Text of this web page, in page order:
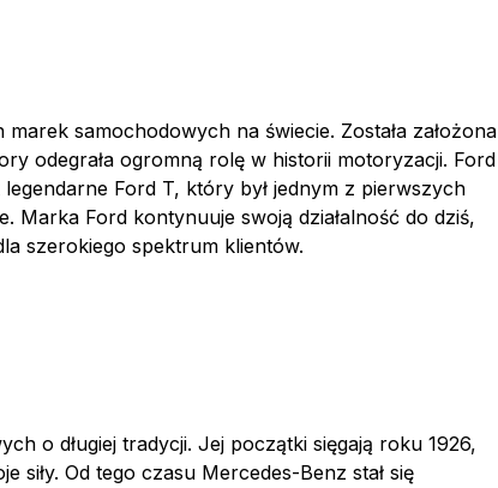
samochodowych na świecie. Została założona
odegrała ogromną rolę w historii motoryzacji. Ford
Ford T, który był jednym z pierwszych
Marka Ford kontynuuje swoją działalność do dziś,
szerokiego spektrum klientów.
o długiej tradycji. Jej początki sięgają roku 1926,
siły. Od tego czasu Mercedes-Benz stał się